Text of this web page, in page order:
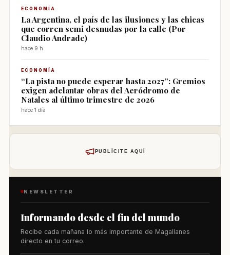
ECONOMÍA
La Argentina, el país de las ilusiones y las chicas
que corren semi desnudas por la calle (Por
Claudio Andrade)
hace 9 h
ECONOMÍA
“La pista no puede esperar hasta 2027”: Gremios
exigen adelantar obras del Aeródromo de
Natales al último trimestre de 2026
hace 1 día
PUBLÍCITE AQUÍ
NEWSLETTER
Informando desde el fin del mundo
Recibe cada mañana lo más importante de Magallanes
directo en tu correo.